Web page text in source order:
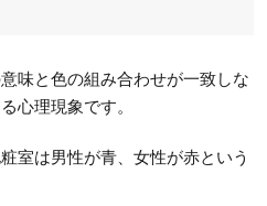
味と色の組み合わせが一致しな
心理現象です。
室は男性が青、女性が赤という